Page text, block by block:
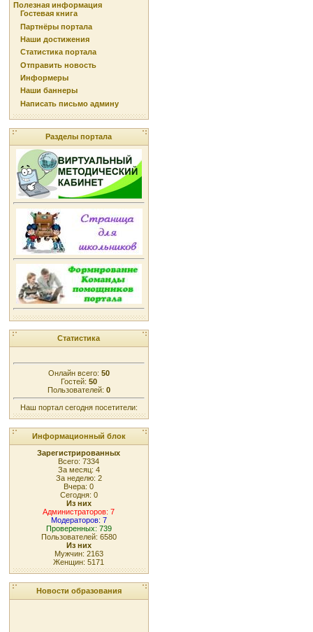
Полезная информация
Гостевая книга
Партнёры портала
Наши достижения
Статистика портала
Отправить новость
Информеры
Наши баннеры
Написать письмо админу
Разделы портала
Статистика
Онлайн всего: 50
Гостей: 50
Пользователей: 0
Наш портал сегодня посетители:
Информационный блок
Зарегистрированных
Всего: 7334
За месяц: 4
За неделю: 2
Вчера: 0
Сегодня: 0
Из них
Администраторов: 7
Модераторов: 7
Проверенных: 739
Пользователей: 6580
Из них
Мужчин: 2163
Женщин: 5171
Новости образования